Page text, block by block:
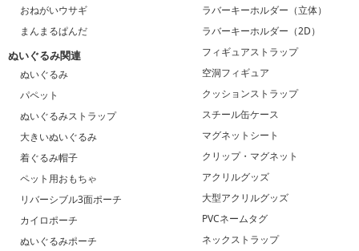
おねがいウサギ
まんまるぱんだ
ぬいぐるみ関連
ぬいぐるみ
パペット
ぬいぐるみストラップ
大きいぬいぐるみ
着ぐるみ帽子
ペット用おもちゃ
リバーシブル3面ポーチ
カイロポーチ
ぬいぐるみポーチ
ラバーキーホルダー（立体）
ラバーキーホルダー（2D）
フィギュアストラップ
空洞フィギュア
クッションストラップ
スチール缶ケース
マグネットシート
クリップ・マグネット
アクリルグッズ
大型アクリルグッズ
PVCネームタグ
ネックストラップ